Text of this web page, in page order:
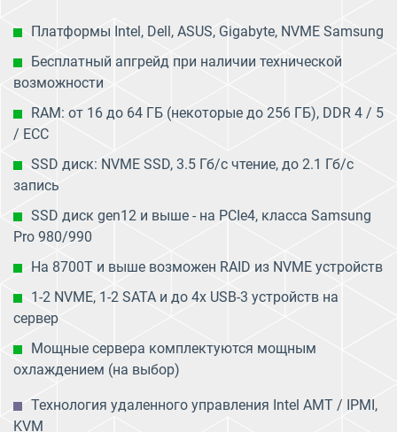
Платформы Intel, Dell, ASUS, Gigabyte, NVME Samsung
Бесплатный апгрейд при наличии технической
возможности
RAM: от 16 до 64 ГБ (некоторые до 256 ГБ), DDR 4 / 5
/ ECC
SSD диск: NVME SSD, 3.5 Гб/с чтение, до 2.1 Гб/с
запись
SSD диск gen12 и выше - на PCIe4, класса Samsung
Pro 980/990
На 8700T и выше возможен RAID из NVME устройств
1-2 NVME, 1-2 SATA и до 4х USB-3 устройств на
сервер
Мощные сервера комплектуются мощным
охлаждением (на выбор)
Технология удаленного управления Intel AMT / IPMI,
KVM